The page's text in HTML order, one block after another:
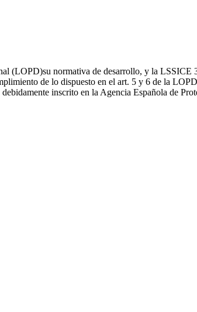
(LOPD)su normativa de desarrollo, y la LSSICE
de lo dispuesto en el art. 5 y 6 de la
inscrito en la Agencia Española de